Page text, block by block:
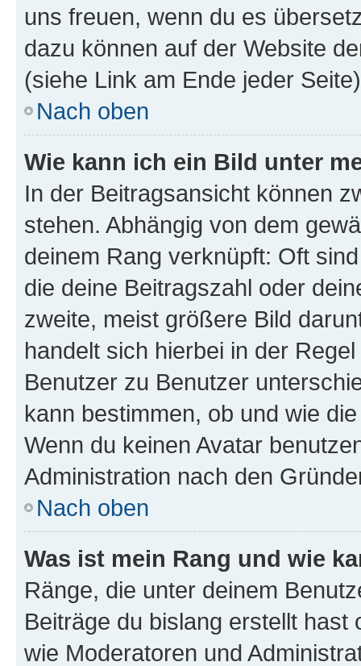
uns freuen, wenn du es
dazu können auf der Website
(siehe Link am Ende jeder
Nach oben
Wie kann ich ein Bild unter
In der Beitragsansicht können
stehen. Abhängig von dem
deinem Rang verknüpft: Oft
die deine Beitragszahl oder
zweite, meist größere Bild
handelt sich hierbei in der
Benutzer zu Benutzer
kann bestimmen, ob und wie
Wenn du keinen Avatar
Administration nach den
Nach oben
Was ist mein Rang und wie
Ränge, die unter deinem
Beiträge du bislang erstellt
wie Moderatoren und